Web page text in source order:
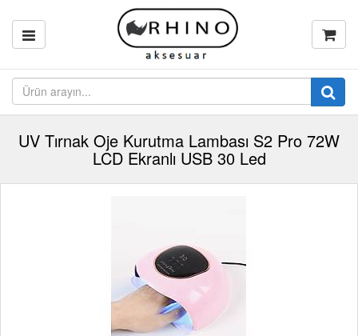
UV Tırnak Oje Kurutma Lambası S2 Pro 72W
LCD Ekranlı USB 30 Led